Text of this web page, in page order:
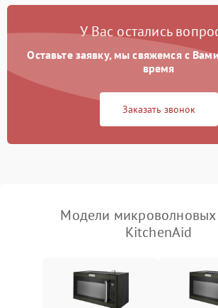
Появление запаха гари 2400 ₽
Проблемы с вентилятором 2000 ₽
Поломка системы
охлаждения
Не работают сенсорные
Сломался трансформатор
У Вас остались
Оставьте заявку, мы свяжемся с
время
Заказать звонок
Модели микроволновых
KitchenAid